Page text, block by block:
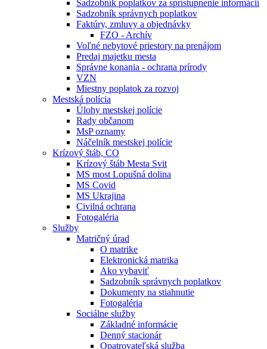
Sadzobník poplatkov za sprístupnenie informácií
Sadzobník správnych poplatkov
Faktúry, zmluvy a objednávky
FZO - Archív
Voľné nebytové priestory na prenájom
Predaj majetku mesta
Správne konania - ochrana prírody
VZN
Miestny poplatok za rozvoj
Mestská polícia
Úlohy mestskej polície
Rady občanom
MsP oznamy
Náčelník mestskej polície
Krízový štáb, CO
Krízový štáb Mesta Svit
MS most Lopušná dolina
MS Covid
MS Ukrajina
Civilná ochrana
Fotogaléria
Služby
Matričný úrad
O matrike
Elektronická matrika
Ako vybaviť
Sadzobník správnych poplatkov
Dokumenty na stiahnutie
Fotogaléria
Sociálne služby
Základné informácie
Denný stacionár
Opatrovateľská služba